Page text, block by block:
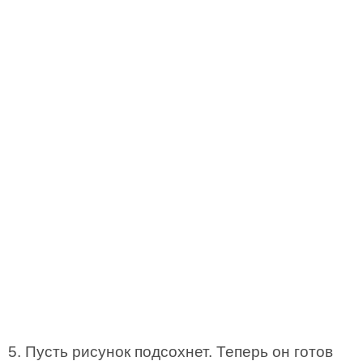
5. Пусть рисунок подсохнет. Теперь он готов